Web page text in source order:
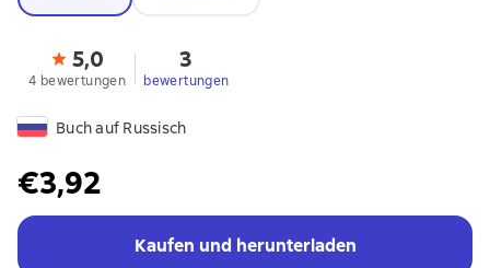
5,0
4 bewertungen
3
bewertungen
Buch auf Russisch
€3,92
Kaufen und herunterladen